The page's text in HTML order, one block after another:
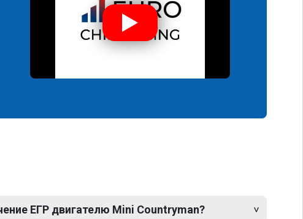
ЕГР двигателю Mini Countryman?